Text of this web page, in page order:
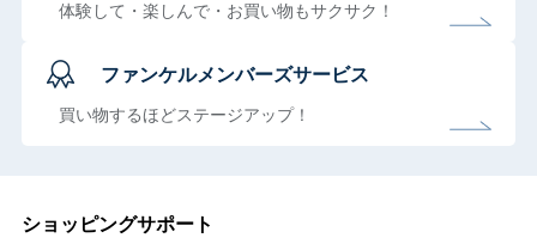
体験して・楽しんで・お買い物もサクサク！
ファンケルメンバーズサービス
買い物するほどステージアップ！
ショッピングサポート